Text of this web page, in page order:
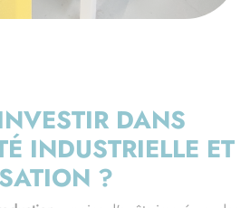
DANS
INDUSTRIELLE ET
?